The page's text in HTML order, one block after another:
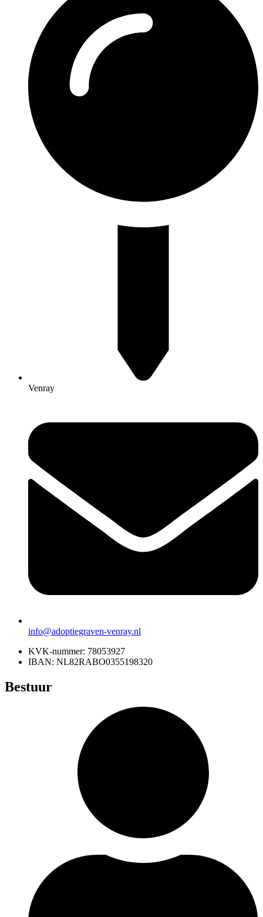
Venray
info@adoptiegraven-venray.nl
KVK-nummer: 78053927
IBAN: NL82RABO0355198320
Bestuur